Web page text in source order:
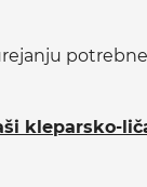
kleparsko-